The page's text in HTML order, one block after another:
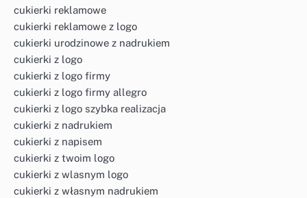
cukierki reklamowe
cukierki reklamowe z logo
cukierki urodzinowe z nadrukiem
cukierki z logo
cukierki z logo firmy
cukierki z logo firmy allegro
cukierki z logo szybka realizacja
cukierki z nadrukiem
cukierki z napisem
cukierki z twoim logo
cukierki z wlasnym logo
cukierki z własnym nadrukiem